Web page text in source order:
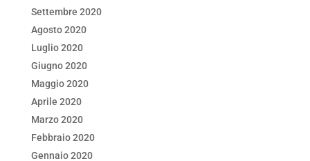
Settembre 2020
Agosto 2020
Luglio 2020
Giugno 2020
Maggio 2020
Aprile 2020
Marzo 2020
Febbraio 2020
Gennaio 2020